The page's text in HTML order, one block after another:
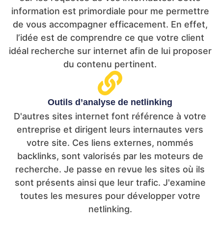
information est primordiale pour me permettre
de vous accompagner efficacement. En effet,
l’idée est de comprendre ce que votre client
idéal recherche sur internet afin de lui proposer
du contenu pertinent.
Outils d’analyse de netlinking
D'autres sites internet font référence à votre
entreprise et dirigent leurs internautes vers
votre site. Ces liens externes, nommés
backlinks, sont valorisés par les moteurs de
recherche. Je passe en revue les sites où ils
sont présents ainsi que leur trafic. J'examine
toutes les mesures pour développer votre
netlinking.